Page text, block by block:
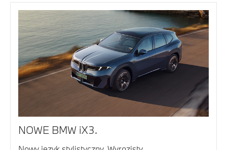
NOWE BMW iX3.